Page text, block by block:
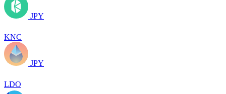
JPY
KNC
JPY
LDO